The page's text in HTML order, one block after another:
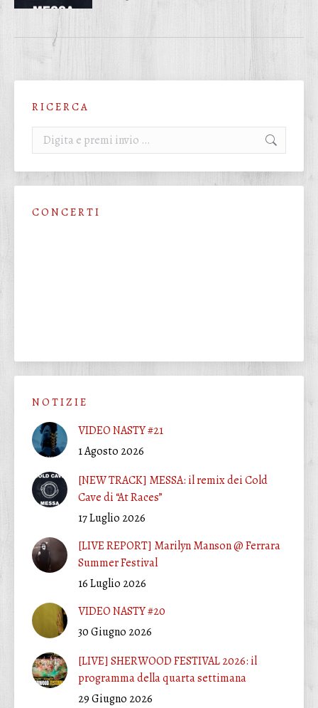
R I C E R C A
Cerca:
C O N C E R T I
N O T I Z I E
VIDEO NASTY #21
1 Agosto 2026
[NEW TRACK] MESSA: il remix dei Cold
Cave di “At Races”
17 Luglio 2026
[LIVE REPORT] Marilyn Manson @ Ferrara
Summer Festival
16 Luglio 2026
VIDEO NASTY #20
30 Giugno 2026
[LIVE] SHERWOOD FESTIVAL 2026: il
programma della quarta settimana
29 Giugno 2026